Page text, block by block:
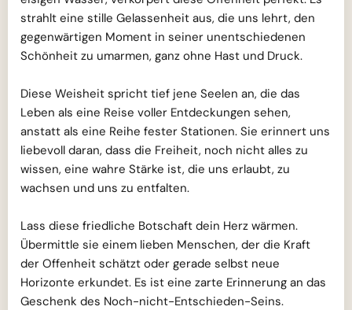
strahlt eine stille Gelassenheit aus, die uns lehrt, den
gegenwärtigen Moment in seiner unentschiedenen
Schönheit zu umarmen, ganz ohne Hast und Druck.
Diese Weisheit spricht tief jene Seelen an, die das
Leben als eine Reise voller Entdeckungen sehen,
anstatt als eine Reihe fester Stationen. Sie erinnert uns
liebevoll daran, dass die Freiheit, noch nicht alles zu
wissen, eine wahre Stärke ist, die uns erlaubt, zu
wachsen und uns zu entfalten.
Lass diese friedliche Botschaft dein Herz wärmen.
Übermittle sie einem lieben Menschen, der die Kraft
der Offenheit schätzt oder gerade selbst neue
Horizonte erkundet. Es ist eine zarte Erinnerung an das
Geschenk des Noch-nicht-Entschieden-Seins.